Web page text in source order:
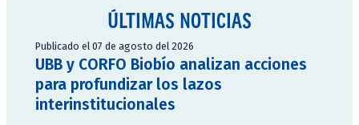
ÚLTIMAS NOTICIAS
Publicado el 07 de agosto del 2026
UBB y CORFO Biobío analizan acciones
para profundizar los lazos
interinstitucionales